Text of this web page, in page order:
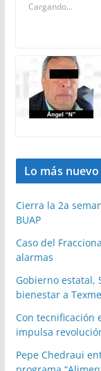
Cargando...
Lo más nuevo
Cierra la 2a
BUAP
Caso del
alarmas
Gobierno estatal,
bienestar a
Con tecnificación
impulsa
Pepe Chedraui